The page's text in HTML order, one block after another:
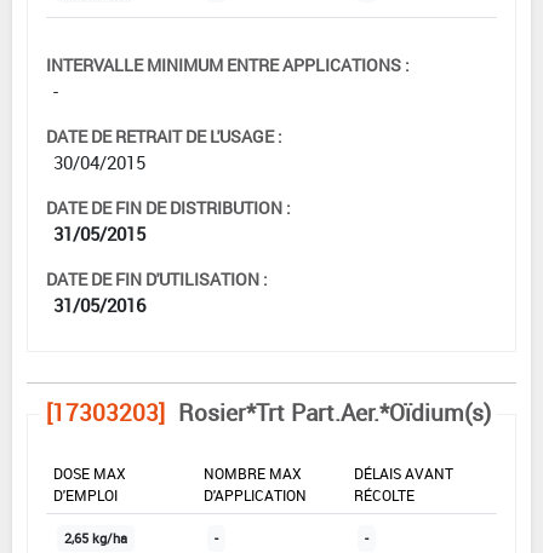
INTERVALLE MINIMUM ENTRE APPLICATIONS :
-
DATE DE RETRAIT DE L'USAGE :
30/04/2015
DATE DE FIN DE DISTRIBUTION :
31/05/2015
DATE DE FIN D'UTILISATION :
31/05/2016
[17303203] Rosier*Trt Part.Aer.*Oïdium(s)
DOSE MAX
D'EMPLOI
NOMBRE MAX
D'APPLICATION
DÉLAIS AVANT
RÉCOLTE
2,65 kg/ha - -